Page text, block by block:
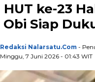
HUT ke-23
Obi Siap
Redaksi Nalarsatu.com -
Minggu, 7 Juni 2026 - 01:43 WIT